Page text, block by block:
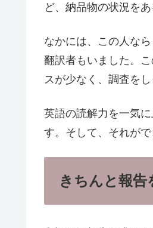
ど、納品物の状況を
なかには、この人な
翻訳者もいました。
スが少なく、調査を
英語の読解力を一気
す。そして、それが
きちんと報告